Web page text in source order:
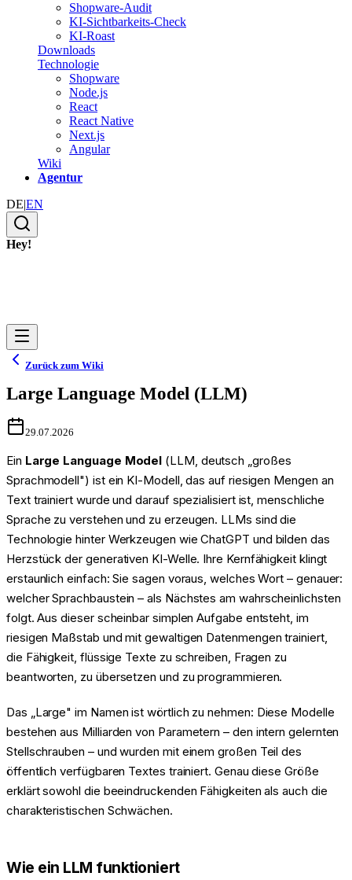
Shopware-Audit
KI-Sichtbarkeits-Check
KI-Roast
Downloads
Technologie
Shopware
Node.js
React
React Native
Next.js
Angular
Wiki
Agentur
DE|EN
Hey!
Zurück zum Wiki
Large Language Model (LLM)
29.07.2026
Ein Large Language Model (LLM, deutsch „großes
Sprachmodell") ist ein KI-Modell, das auf riesigen Mengen an
Text trainiert wurde und darauf spezialisiert ist, menschliche
Sprache zu verstehen und zu erzeugen. LLMs sind die
Technologie hinter Werkzeugen wie ChatGPT und bilden das
Herzstück der generativen KI-Welle. Ihre Kernfähigkeit klingt
erstaunlich einfach: Sie sagen voraus, welches Wort – genauer:
welcher Sprachbaustein – als Nächstes am wahrscheinlichsten
folgt. Aus dieser scheinbar simplen Aufgabe entsteht, im
riesigen Maßstab und mit gewaltigen Datenmengen trainiert,
die Fähigkeit, flüssige Texte zu schreiben, Fragen zu
beantworten, zu übersetzen und zu programmieren.
Das „Large" im Namen ist wörtlich zu nehmen: Diese Modelle
bestehen aus Milliarden von Parametern – den intern gelernten
Stellschrauben – und wurden mit einem großen Teil des
öffentlich verfügbaren Textes trainiert. Genau diese Größe
erklärt sowohl die beeindruckenden Fähigkeiten als auch die
charakteristischen Schwächen.
Wie ein LLM funktioniert